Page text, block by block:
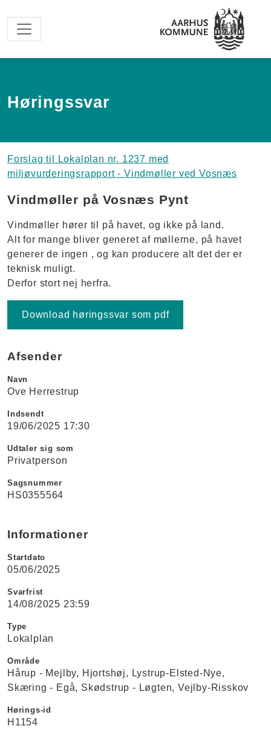
Høringssvar
Forslag til Lokalplan nr. 1237 med
miljøvurderingsrapport - Vindmøller ved Vosnæs
Vindmøller på Vosnæs Pynt
Vindmøller hører til på havet, og ikke på land.
Alt for mange bliver generet af møllerne, på havet
generer de ingen , og kan producere alt det der er
teknisk muligt.
Derfor stort nej herfra.
Download høringssvar som pdf
Afsender
Navn
Ove Herrestrup
Indsendt
19/06/2025 17:30
Udtaler sig som
Privatperson
Sagsnummer
HS0355564
Informationer
Startdato
05/06/2025
Svarfrist
14/08/2025 23:59
Type
Lokalplan
Område
Hårup - Mejlby Hjortshøj
Lystrup-Elsted-Nye
Skæring - Egå
Skødstrup - Løgten Vejlby-Risskov
Hørings-id
H1154